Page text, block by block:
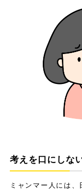
考えを口にしな
ミャンマー人には